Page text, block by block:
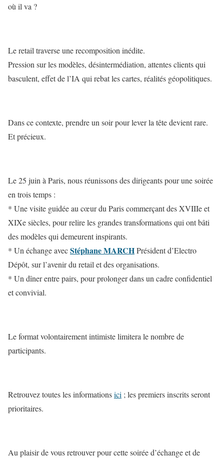
où il va ?
Le retail traverse une recomposition inédite.
Pression sur les modèles, désintermédiation, attentes clients qui
basculent, effet de l’IA qui rebat les cartes, réalités géopolitiques.
Dans ce contexte, prendre un soir pour lever la tête devient rare.
Et précieux.
Le 25 juin à Paris, nous réunissons des dirigeants pour une soirée
en trois temps :
* Une visite guidée au cœur du Paris commerçant des XVIIIe et
XIXe siècles, pour relire les grandes transformations qui ont bâti
des modèles qui demeurent inspirants.
* Un échange avecStéphane MARCHPrésident d’Electro
Dépôt, sur l’avenir du retail et des organisations.
* Un dîner entre pairs, pour prolonger dans un cadre confidentiel
et convivial.
Le format volontairement intimiste limitera le nombre de
participants.
Retrouvez toutes les informationsici ; les premiers inscrits seront
prioritaires.
Au plaisir de vous retrouver pour cette soirée d’échange et de